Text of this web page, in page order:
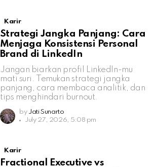
Karir
Strategi Jangka Panjang: Cara
Menjaga Konsistensi Personal
Brand di LinkedIn
Jangan biarkan profil LinkedIn-mu
mati suri. Temukan strategi jangka
panjang, cara membaca analitik, dan
tips menghindari burnout.
by Jati Sunarto
July 27, 2026, 5:08 pm
Karir
Fractional Executive vs